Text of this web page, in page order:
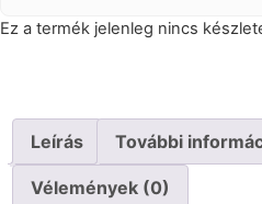
Ez a termék jelenleg nincs
Leírás További
Vélemények (0)